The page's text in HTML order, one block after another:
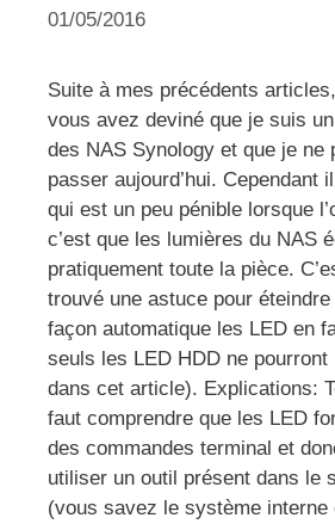
01/05/2016
Suite à mes précédents
vous avez deviné que je suis
des NAS Synology et que je ne
passer aujourd’hui. Cependant
qui est un peu pénible lorsque
c’est que les lumières du NAS
pratiquement toute la pièce.
trouvé une astuce pour
façon automatique les LED en
seuls les LED HDD ne pourront
dans cet article). Explications:
faut comprendre que les LED
des commandes terminal et
utiliser un outil présent dans le
(vous savez le système interne